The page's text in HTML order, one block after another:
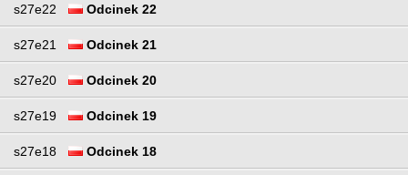
s27e22 Odcinek 22
s27e21 Odcinek 21
s27e20 Odcinek 20
s27e19 Odcinek 19
s27e18 Odcinek 18